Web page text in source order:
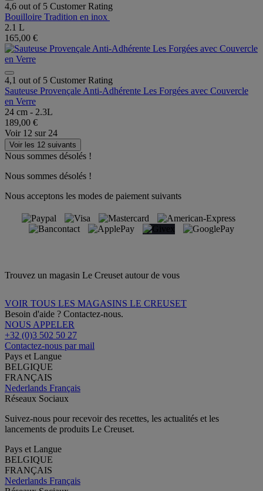
4,6 out of 5 Customer Rating
Bouilloire Tradition en inox
2.1 L
165,00 €
4,1 out of 5 Customer Rating
Sauteuse Provençale Anti-Adhérente Les Forgées avec Couvercle
en Verre
24 cm - 2.3L
189,00 €
Voir 12 sur 24
Voir les 12 suivants
Nous sommes désolés !
Nous sommes désolés !
Nous acceptons les modes de paiement suivants
Trouvez un magasin Le Creuset autour de vous
VOIR TOUS LES MAGASINS LE CREUSET
Besoin d'aide ? Contactez-nous.
NOUS APPELER
+32 (0)3 502 50 27
Contactez-nous par mail
Pays et Langue
BELGIQUE
FRANÇAIS
Nederlands Français
Réseaux Sociaux
Suivez-nous pour recevoir des recettes, les actualités et les
lancements de produits Le Creuset.
Pays et Langue
BELGIQUE
FRANÇAIS
Nederlands Français